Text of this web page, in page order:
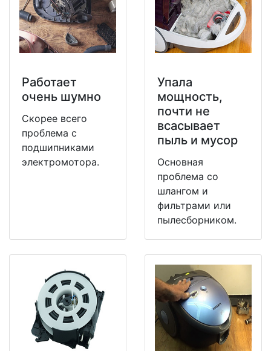
Работает
очень шумно
Скорее всего
проблема с
подшипниками
электромотора.
Упала
мощность,
почти не
всасывает
пыль и мусор
Основная
проблема со
шлангом и
фильтрами или
пылесборником.